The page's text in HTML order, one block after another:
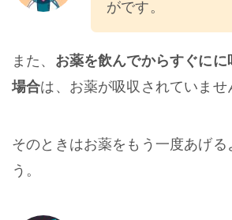
がです。
また、 お薬を飲んでからすぐにに
場合は、お薬が吸収されていませ
そのときはお薬をもう一度あげる
う。